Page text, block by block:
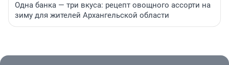
Одна банка — три вкуса: рецепт овощного ассорти на
зиму для жителей Архангельской области